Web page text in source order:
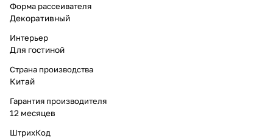
Форма рассеивателя
Декоративный
Интерьер
Для гостиной
Страна производства
Китай
Гарантия производителя
12 месяцев
ШтрихКод